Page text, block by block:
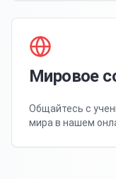
Мировое
Общайтесь с
мира в нашем